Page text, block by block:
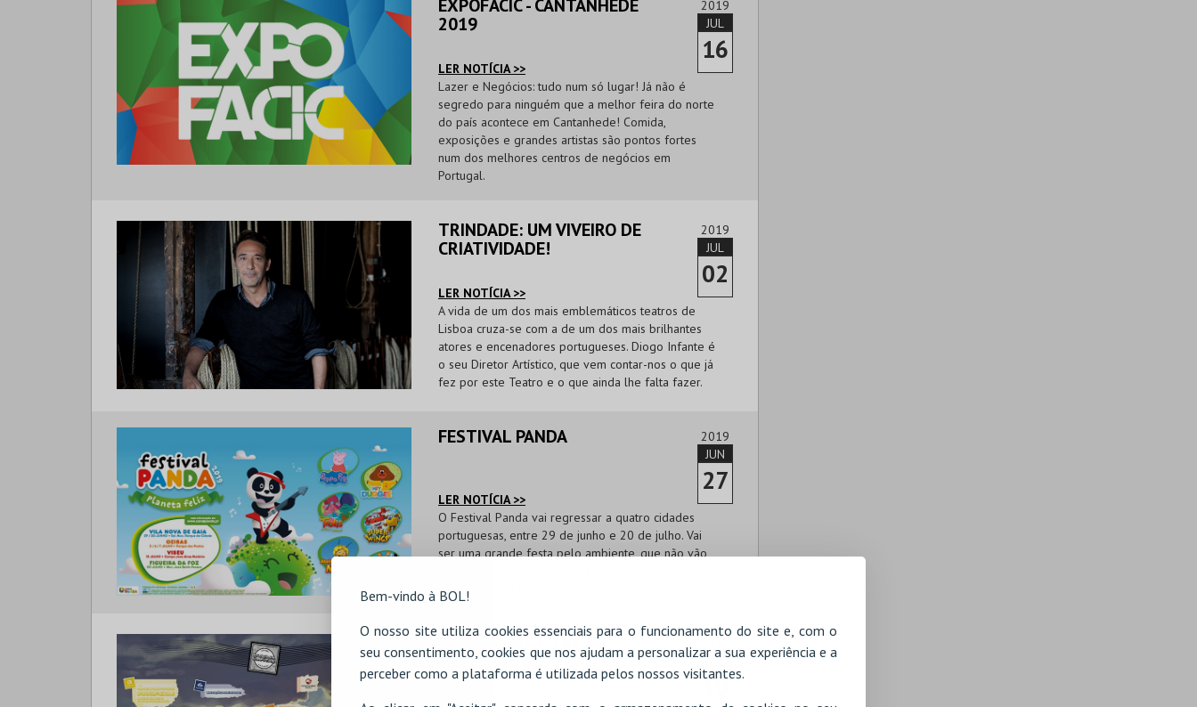
Bem-vindo à BOL!
O nosso site utiliza cookies essenciais para o funcionamento do site e, com o
seu consentimento, cookies que nos ajudam a personalizar a sua experiência e a
perceber como a plataforma é utilizada pelos nossos visitantes.
EXPOFACIC - CANTANHEDE
2019
LER NOTÍCIA >>
2019
JUL
16
Lazer e Negócios: tudo num só lugar! Já não é
segredo para ninguém que a melhor feira do norte
do país acontece em Cantanhede! Comida,
exposições e grandes artistas são pontos fortes
num dos melhores centros de negócios em
Portugal.
TRINDADE: UM VIVEIRO DE
CRIATIVIDADE!
LER NOTÍCIA >>
2019
JUL
02
A vida de um dos mais emblemáticos teatros de
Lisboa cruza-se com a de um dos mais brilhantes
atores e encenadores portugueses. Diogo Infante é
o seu Diretor Artístico, que vem contar-nos o que já
fez por este Teatro e o que ainda lhe falta fazer.
FESTIVAL PANDA
LER NOTÍCIA >>
2019
JUN
27
O Festival Panda vai regressar a quatro cidades
portuguesas, entre 29 de junho e 20 de julho. Vai
ser uma grande festa pelo ambiente, que não vão
evento infantil do país, aqui.
QUEIMA DAS FITAS DE
COIMBRA 2019
ABR
30